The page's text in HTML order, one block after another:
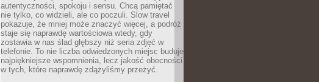
autentyczności, spokoju i sensu. Chcą pamiętać
nie tylko, co widzieli, ale co poczuli. Slow travel
pokazuje, że mniej może znaczyć więcej, a podróż
staje się naprawdę wartościowa wtedy, gdy
zostawia w nas ślad głębszy niż seria zdjęć w
telefonie. To nie liczba odwiedzonych miejsc buduje
najpiękniejsze wspomnienia, lecz jakość obecności
w tych, które naprawdę zdążyliśmy przeżyć.